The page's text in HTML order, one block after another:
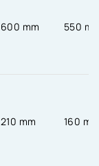
600 mm 550
210 mm 160